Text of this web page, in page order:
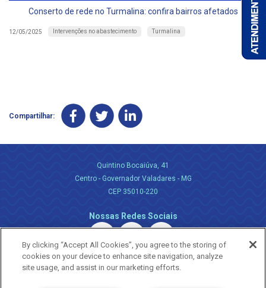
Conserto de rede no Turmalina: confira bairros afetados
12/05/2025 Intervenções no abastecimento Turmalina
Compartilhar:
Quintino Bocaiúva, 41
Centro - Governador Valadares - MG
CEP 35010-220
Nossas Redes Sociais
By clicking “Accept All Cookies”, you agree to the storing of
cookies on your device to enhance site navigation, analyze
site usage, and assist in our marketing efforts.